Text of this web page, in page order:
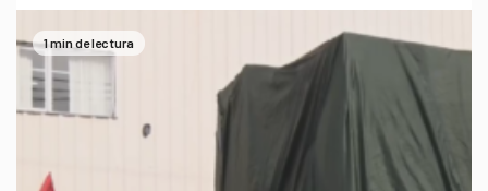
1 min de lectura